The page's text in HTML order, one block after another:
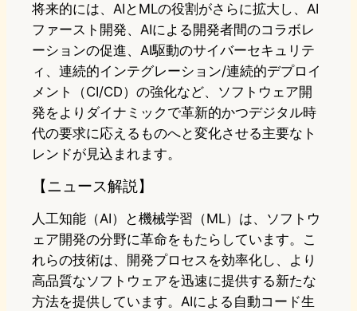
将来的には、AIとMLの役割がさらに拡大し、AI
ファースト開発、AIによる開発者間のコラボレ
ーションの促進、AI駆動のサイバーセキュリテ
ィ、連続的インテグレーション/連続的デプロイ
メント（CI/CD）の強化など、ソフトウェア開
発をよりダイナミックで革新的かつデジタル時
代の要求に応えるものへと変化させる主要なト
レンドが見込まれます。
【ニュース解説】
人工知能（AI）と機械学習（ML）は、ソフトウ
ェア開発の分野に革命をもたらしています。こ
れらの技術は、開発プロセスを効率化し、より
高品質なソフトウェアを迅速に提供する新たな
方法を提供しています。AIによる自動コード生